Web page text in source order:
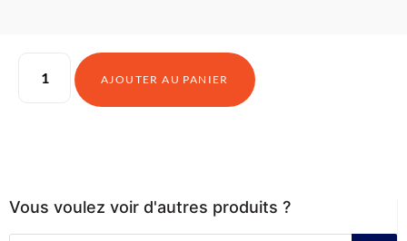
AJOUTER AU PANIER
Vous voulez voir d'autres produits ?